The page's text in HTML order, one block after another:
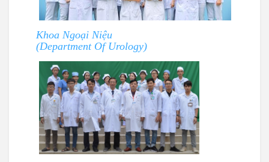
Khoa Ngoại Niệu
(Department Of Urology)